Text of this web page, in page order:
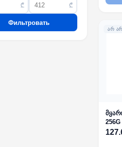
₾ ₾
Фильтровать
ᲐᲠ
256G